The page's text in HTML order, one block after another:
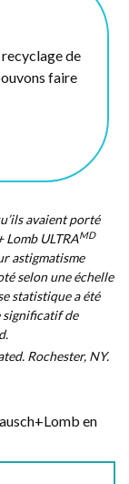
de
faire
avaient porté
Lomb ULTRAMD
astigmatisme
selon une échelle
statistique a été
significatif de
Rochester, NY.
en